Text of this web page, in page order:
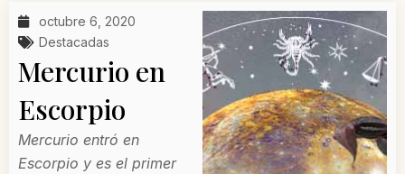
e
b
o
o
k
-
f
t
a
r
a
m
w
i
t
e
r
octubre 6, 2020
Destacadas
Mercurio en
Escorpio
Mercurio entró en
Escorpio y es el primer